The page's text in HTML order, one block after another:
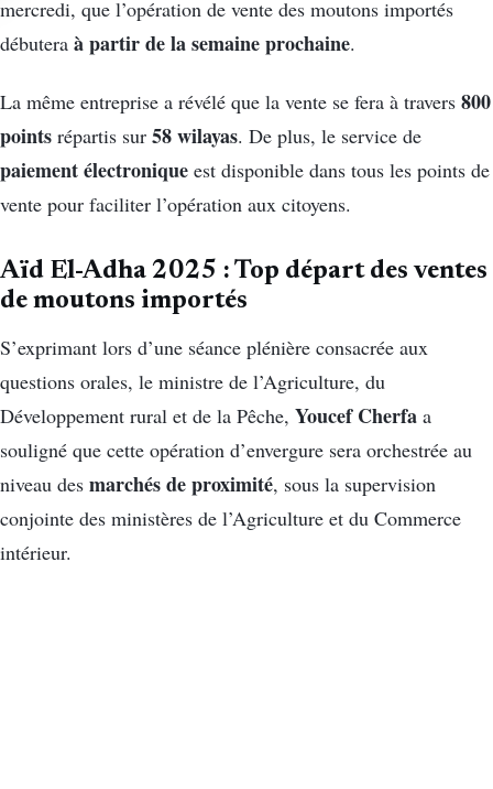
mercredi, que l’opération de vente des moutons importés
débutera à partir de la semaine prochaine.
La même entreprise a révélé que la vente se fera à travers 800
points répartis sur 58 wilayas. De plus, le service de
paiement électronique est disponible dans tous les points de
vente pour faciliter l’opération aux citoyens.
Aïd El-Adha 2025 : Top départ des ventes
de moutons importés
S’exprimant lors d’une séance plénière consacrée aux
questions orales, le ministre de l’Agriculture, du
Développement rural et de la Pêche, Youcef Cherfa a
souligné que cette opération d’envergure sera orchestrée au
niveau des marchés de proximité, sous la supervision
conjointe des ministères de l’Agriculture et du Commerce
intérieur.